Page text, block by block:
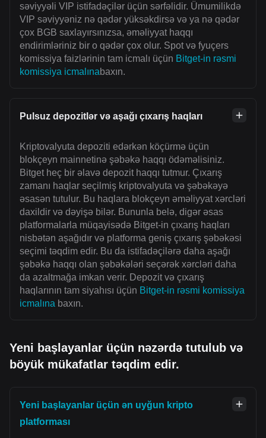
səviyyəli VIP istifadəçilər üçün sərfəlidir. Ümumilikdə
VIP səviyyəniz nə qədər yüksəkdirsə və ya nə qədər
çox BGB saxlayırsınızsa, əməliyyat haqqı
endirimləriniz bir o qədər çox olur. Spot və fyuçers
komissiya faizlərinin tam icmalı üçün Bitget-in rəsmi
komissiya icmalınabaxın.
Pulsuz depozitlər və aşağı çıxarış haqları
Kriptovalyuta depoziti edərkən köçürmə üçün
blokçeyn mainnetinə şəbəkə haqqı ödəməlisiniz.
Bitget heç bir əlavə depozit haqqı tutmur. Çıxarış
zamanı haqlar seçilmiş kriptovalyuta və şəbəkəyə
əsasən tutulur. Bu haqlara blokçeyn əməliyyat xərcləri
daxildir və dəyişə bilər. Bununla belə, digər əsas
platformalarla müqayisədə Bitget-in çıxarış haqları
nisbətən aşağıdır və platforma geniş çıxarış şəbəkəsi
seçimi təqdim edir. Bu da istifadəçilərə daha aşağı
şəbəkə haqqı olan şəbəkələri seçərək xərcləri daha
da azaltmağa imkan verir. Depozit və çıxarış
haqlarının tam siyahısı üçün Bitget-in rəsmi komissiya
icmalına baxın.
Yeni başlayanlar üçün nəzərdə tutulub və
böyük mükafatlar təqdim edir.
Yeni başlayanlar üçün ən uyğun kripto
platforması